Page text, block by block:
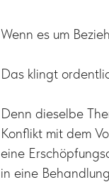
Wenn es um
Das klingt
Denn dieselbe
Konflikt mit dem
eine
in eine